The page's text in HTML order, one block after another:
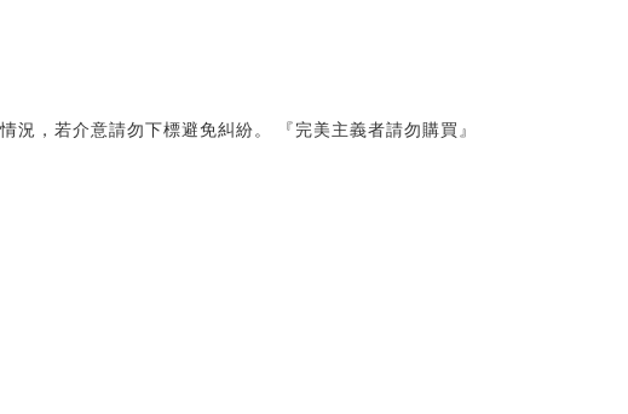
，若介意請勿下標避免糾紛。 『完美主義者請勿購買』